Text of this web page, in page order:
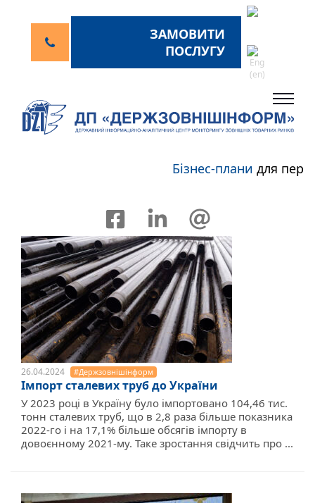
ЗАМОВИТИ
ПОСЛУГУ
Бізнес-планидля
26.04.2024 #Держзовнішінформ
Імпорт сталевих труб до України
У 2023 році в Україну було імпортовано 104,46 тис.
тонн сталевих труб, що в 2,8 раза більше показника
2022-го і на 17,1% більше обсягів імпорту в
довоєнному 2021-му. Таке зростання свідчить про ...